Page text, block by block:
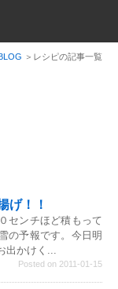
レシピの記事一覧
げ！！
センチほど積もって
の予報です。今日明
出かけく...
Posted on 2011-01-15